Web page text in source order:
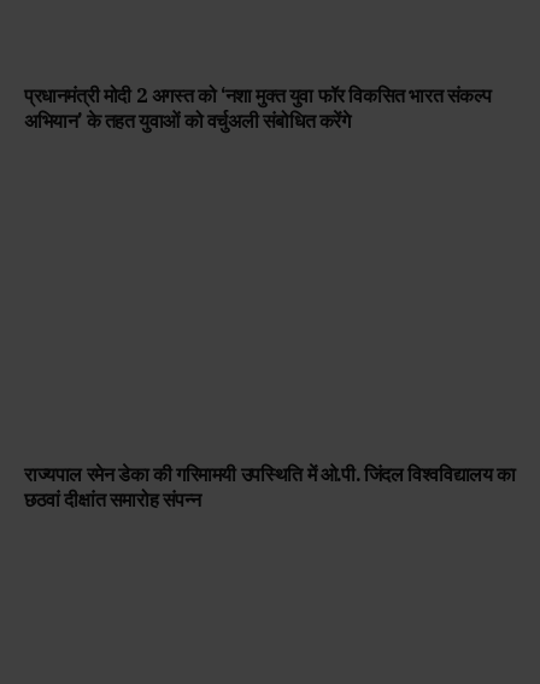
प्रधानमंत्री मोदी 2 अगस्त को ‘नशा मुक्त युवा फॉर विकसित भारत संकल्प
अभियान’ के तहत युवाओं को वर्चुअली संबोधित करेंगे
राज्यपाल रमेन डेका की गरिमामयी उपस्थिति में ओ.पी. जिंदल विश्वविद्यालय का
छठवां दीक्षांत समारोह संपन्न